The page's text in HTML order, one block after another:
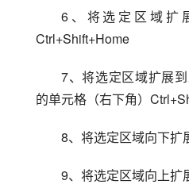
6、将选定区域扩
Ctrl+Shift+Home
7、将选定区域扩展
的单元格（右下角）
8、将选定区域向下扩
9、将选定区域向上扩